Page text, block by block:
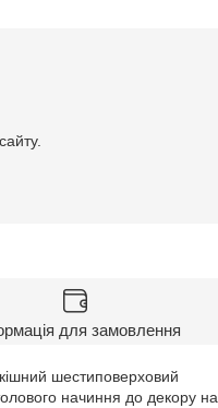
для замовлення
шестиповерховий
начиння до декору на